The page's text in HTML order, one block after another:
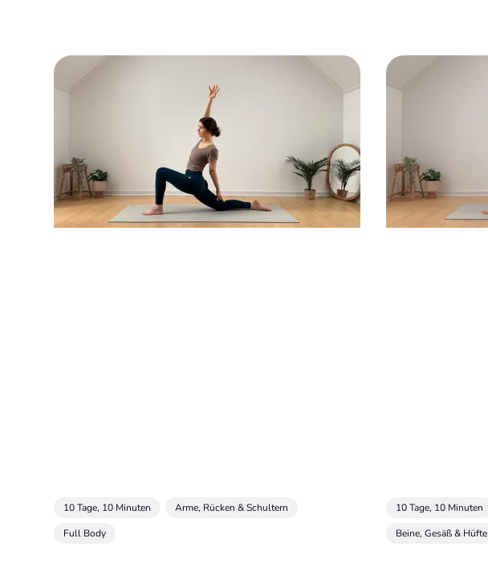
10 Tage, 10 Minuten
Arme, Rücken & Schultern
Full Body
10 Tage, 10 Minuten
Beine, Gesäß & Hüfte